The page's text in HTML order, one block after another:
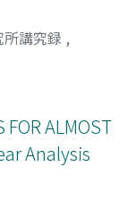
講究録 ,
FOR ALMOST
Analysis